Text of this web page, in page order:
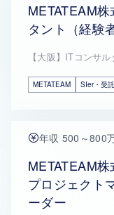
METATEAM
タント（経験
【大阪】ITコンサル
METATEAM SIer・受
年収 500～800
METATEAM
プロジェクト
ーダー